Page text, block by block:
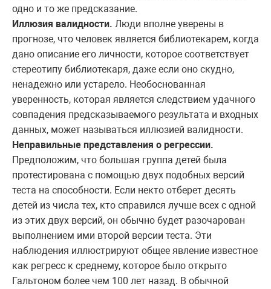
одно и то же предсказание.
Иллюзия валидности. Люди вполне уверены в
прогнозе, что человек является библиотекарем, когда
дано описание его личности, которое соответствует
стереотипу библиотекаря, даже если оно скудно,
ненадежно или устарело. Необоснованная
уверенность, которая является следствием удачного
совпадения предсказываемого результата и входных
данных, может называться иллюзией валидности.
Неправильные представления о регрессии.
Предположим, что большая группа детей была
протестирована с помощью двух подобных версий
теста на способности. Если некто отберет десять
детей из числа тех, кто справился лучше всех с одной
из этих двух версий, он обычно будет разочарован
выполнением ими второй версии теста. Эти
наблюдения иллюстрируют общее явление известное
как регресс к среднему, которое было открыто
Гальтоном более чем 100 лет назад. В обычной